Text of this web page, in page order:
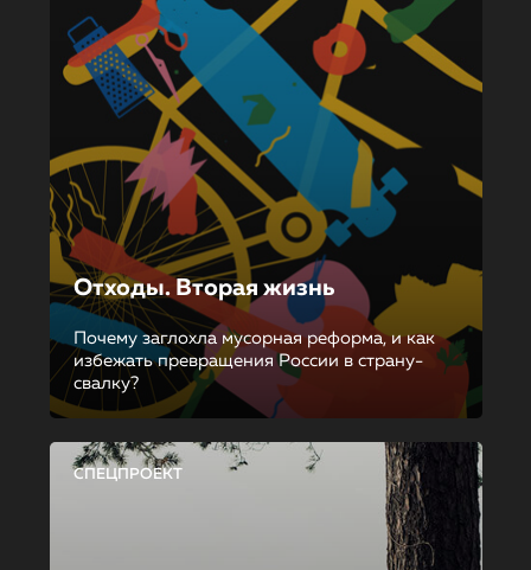
Отходы. Вторая жизнь
Почему заглохла мусорная реформа, и как
избежать превращения России в страну-
свалку?
СПЕЦПРОЕКТ